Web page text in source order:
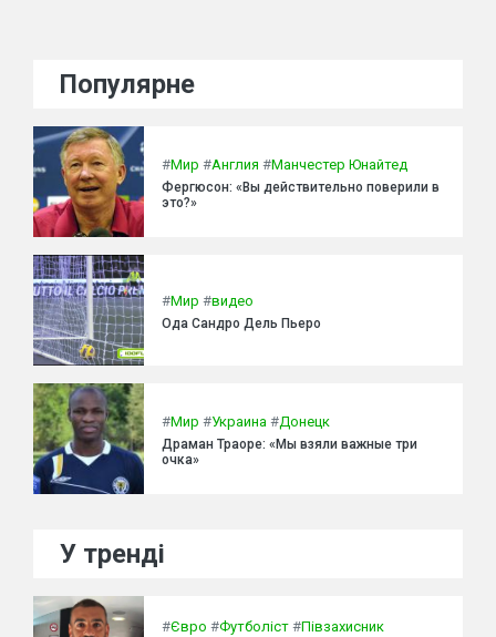
Популярне
#Мир #Англия #Манчестер Юнайтед
Фергюсон: «Вы действительно поверили в
это?»
#Мир #видео
Ода Сандро Дель Пьеро
#Мир #Украина #Донецк
Драман Траоре: «Мы взяли важные три
очка»
У тренді
#Євро #Футболіст #Півзахисник